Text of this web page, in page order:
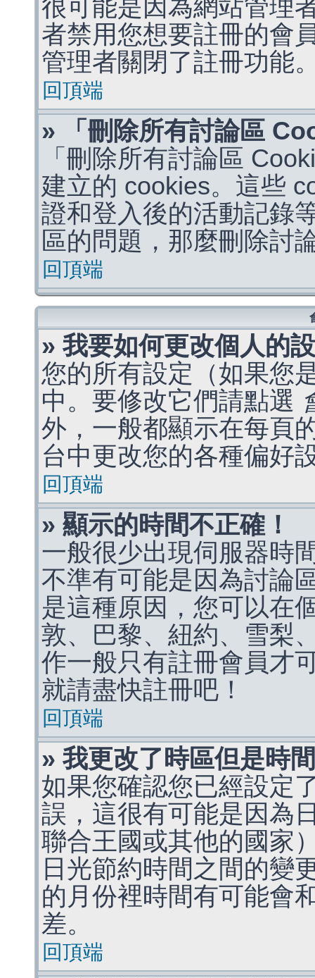
很可能是因為網站管理
者禁用您想要註冊的會
管理者關閉了註冊功能
回頂端
» 「刪除所有討論區
「刪除所有討論區
建立的 cookies。這些
證和登入後的活動記錄
區的問題，那麼刪除討
回頂端
» 我要如何更改個人的
您的所有設定（如果您
中。要修改它們請點選
外，一般都顯示在每頁
台中更改您的各種偏好
回頂端
» 顯示的時間不正確！
一般很少出現伺服器時
不準有可能是因為討論
是這種原因，您可以在
敦、巴黎、紐約、雪梨
作一般只有註冊會員才
就請盡快註冊吧！
回頂端
» 我更改了時區但是時
如果您確認您已經設定
誤，這很有可能是因為
聯合王國或其他的國家
日光節約時間之間的變
的月份裡時間有可能會
差。
回頂端